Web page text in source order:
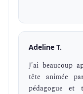
Adeline T.
J'ai beaucoup
tête animée
pédagogue et